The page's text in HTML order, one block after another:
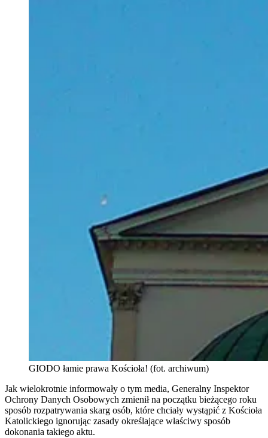
GIODO łamie prawa Kościoła! (fot. archiwum)
Jak wielokrotnie informowały o tym media, Generalny Inspektor
Ochrony Danych Osobowych zmienił na początku bieżącego roku
sposób rozpatrywania skarg osób, które chciały wystąpić z Kościoła
Katolickiego ignorując zasady określające właściwy sposób
dokonania takiego aktu.